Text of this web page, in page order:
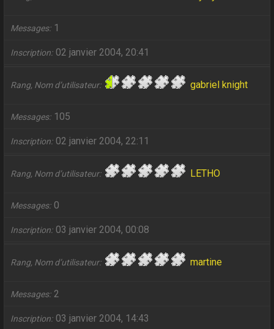
Messages 1
Inscription 02 janvier 2004, 20:41
Rang, Nom d’utilisateur gabriel knight
Messages 105
Inscription 02 janvier 2004, 22:11
Rang, Nom d’utilisateur LETHO
Messages 0
Inscription 03 janvier 2004, 00:08
Rang, Nom d’utilisateur martine
Messages 2
Inscription 03 janvier 2004, 14:43